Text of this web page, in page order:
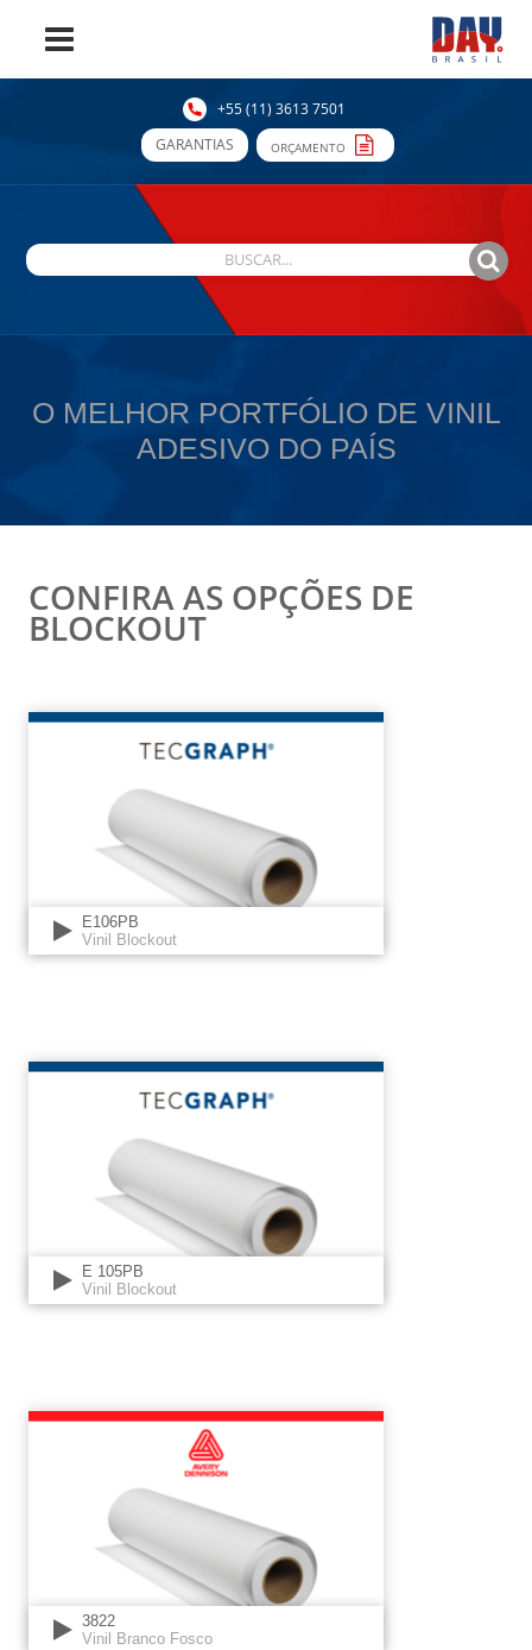
+55 (11) 3613 7501
GARANTIAS
ORÇAMENTO
O MELHOR PORTFÓLIO DE VINIL
ADESIVO DO PAÍS
CONFIRA AS OPÇÕES DE
BLOCKOUT
E106PB
Vinil Blockout
E 105PB
Vinil Blockout
3822
Vinil Branco Fosco